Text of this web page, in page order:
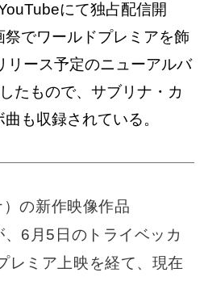
にて独占配信開
でワールドプレミアを飾
リース予定のニューアルバ
たもので、サブリナ・カ
も収録されている。
の新作映像作品
6月5日のトライベッカ
レミア上映を経て、現在